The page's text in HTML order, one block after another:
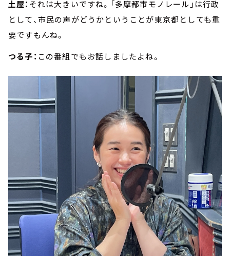
土屋： それは大きいですね。「多摩都市モノレール」は行政
として、市民の声がどうかということが東京都としても重
要ですもんね。
つる子： この番組でもお話しましたよね。